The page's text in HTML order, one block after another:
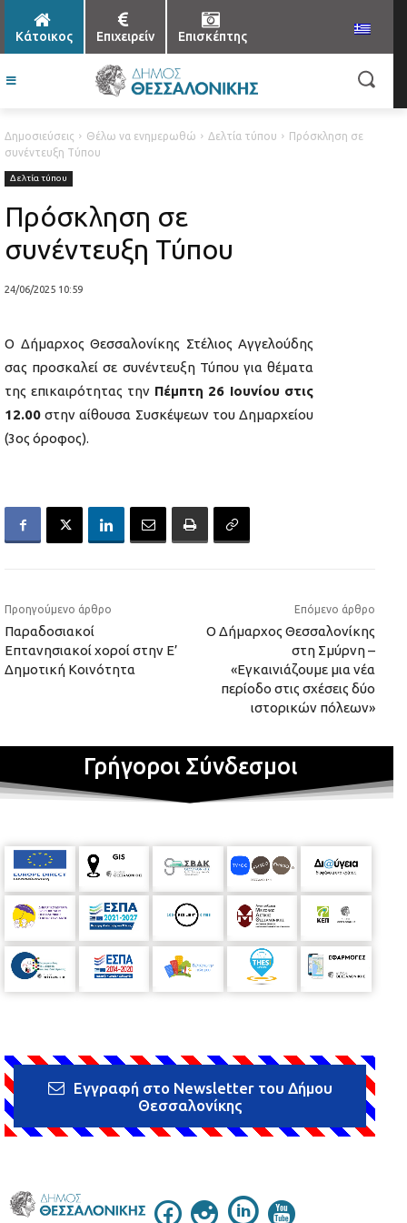
Κάτοικος Επιχειρείν Επισκέπτης
Δημοσιεύσεις Θέλω να ενημερωθώ Δελτία τύπου
Πρόσκληση σε
συνέντευξη Τύπου
Δελτία τύπου
Πρόσκληση σε
συνέντευξη Τύπου
24/06/2025 10:59
Ο Δήμαρχος Θεσσαλονίκης Στέλιος Αγγελούδης
σας προσκαλεί σε συνέντευξη Τύπου για θέματα
της επικαιρότητας την Πέμπτη 26 Ιουνίου στις
12.00 στην αίθουσα Συσκέψεων του Δημαρχείου
(3ος όροφος).
Προηγούμενο άρθρο
Παραδοσιακοί
Επτανησιακοί χοροί στην Ε’
Δημοτική Κοινότητα
Επόμενο άρθρο
Ο Δήμαρχος Θεσσαλονίκης
στη Σμύρνη –
«Εγκαινιάζουμε μια νέα
περίοδο στις σχέσεις δύο
ιστορικών πόλεων»
Γρήγοροι Σύνδεσμοι
Εγγραφή στο Newsletter του Δήμου
Θεσσαλονίκης